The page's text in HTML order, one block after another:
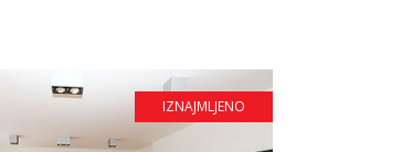
IZNAJMLJENO